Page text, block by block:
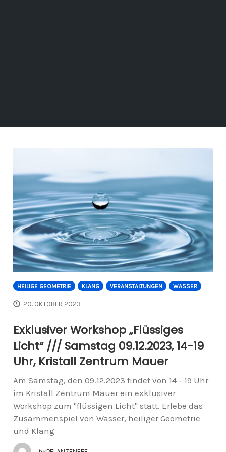
HEILIGE GEOMETRIE KLANG VERANSTALTUNGEN WASSER
20. OKTOBER 2023
Exklusiver Workshop „Flüssiges
Licht“ /// Samstag 09.12.2023, 14-19
Uhr, Kristall Zentrum Mauer
Am Samstag, den 09.12.2023 findet von 14 - 19 Uhr
im Kristall Zentrum Mauer ein exklusiver
Workshop zum "flüssigen Licht" statt. Erlebe das
Zusammenspiel von Wasser, heiliger Geometrie
und Klang